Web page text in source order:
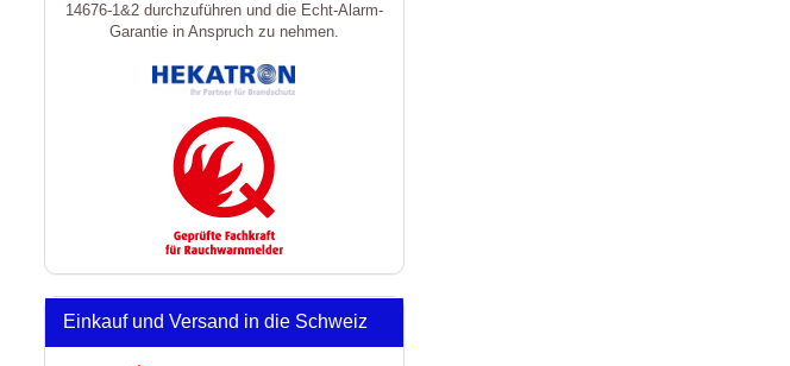
14676-1&2 durchzuführen und die Echt-Alarm-
Garantie in Anspruch zu nehmen.
Einkauf und Versand in die Schweiz